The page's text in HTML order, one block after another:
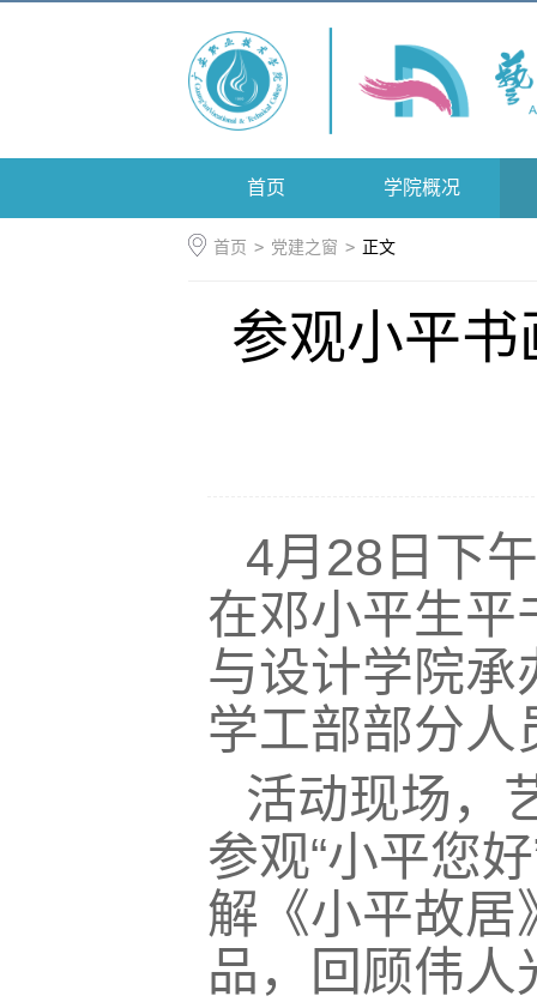
首页 学院概况
首页 > 党建之窗 > 正文
参观小平
4月28日下
在邓小平生平
与设计学院承
学工部部分人
活动现场，
参观“小平您
解《小平故居
品，回顾伟人